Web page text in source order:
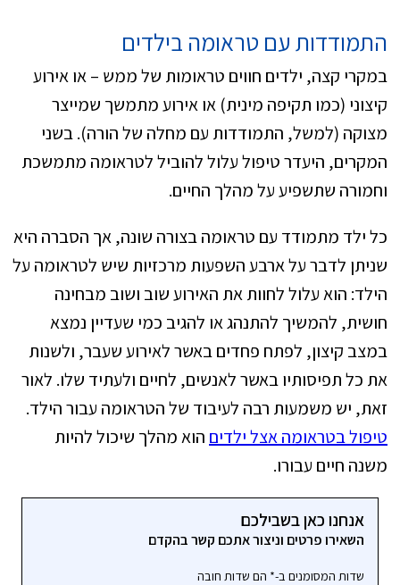
התמודדות עם טראומה בילדים
במקרי קצה, ילדים חווים טראומות של ממש – או אירוע
קיצוני (כמו תקיפה מינית) או אירוע מתמשך שמייצר
מצוקה (למשל, התמודדות עם מחלה של הורה). בשני
המקרים, היעדר טיפול עלול להוביל לטראומה מתמשכת
וחמורה שתשפיע על מהלך החיים.
כל ילד מתמודד עם טראומה בצורה שונה, אך הסברה היא
שניתן לדבר על ארבע השפעות מרכזיות שיש לטראומה על
הילד: הוא עלול לחוות את האירוע שוב ושוב מבחינה
חושית, להמשיך להתנהג או להגיב כמי שעדיין נמצא
במצב קיצון, לפתח פחדים באשר לאירוע שעבר, ולשנות
את כל תפיסותיו באשר לאנשים, לחיים ולעתיד שלו. לאור
זאת, יש משמעות רבה לעיבוד של הטראומה עבור הילד.
טיפול בטראומה אצל ילדים הוא מהלך שיכול להיות
משנה חיים עבורו.
אנחנו כאן בשבילכם
השאירו פרטים וניצור אתכם קשר בהקדם
שדות המסומנים ב-* הם שדות חובה